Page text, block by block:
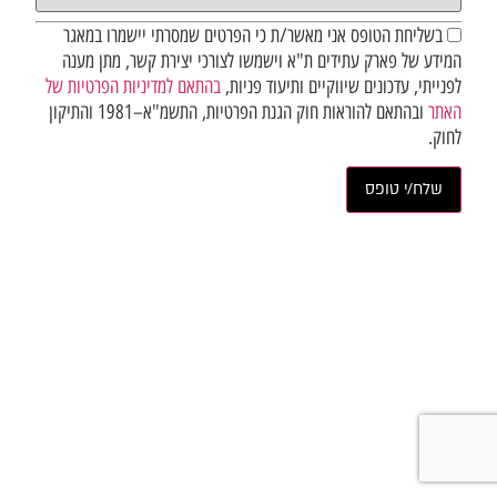
בשליחת הטופס אני מאשר/ת כי הפרטים שמסרתי יישמרו במאגר
המידע של פארק עתידים ת"א וישמשו לצורכי יצירת קשר, מתן מענה
לפנייתי, עדכונים שיווקיים ותיעוד פניות, בהתאם למדיניות הפרטיות של
האתר
ובהתאם להוראות חוק הגנת הפרטיות, התשמ"א–1981 והתיקון
לחוק.